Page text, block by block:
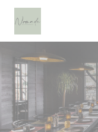
Cookies beheer paneel